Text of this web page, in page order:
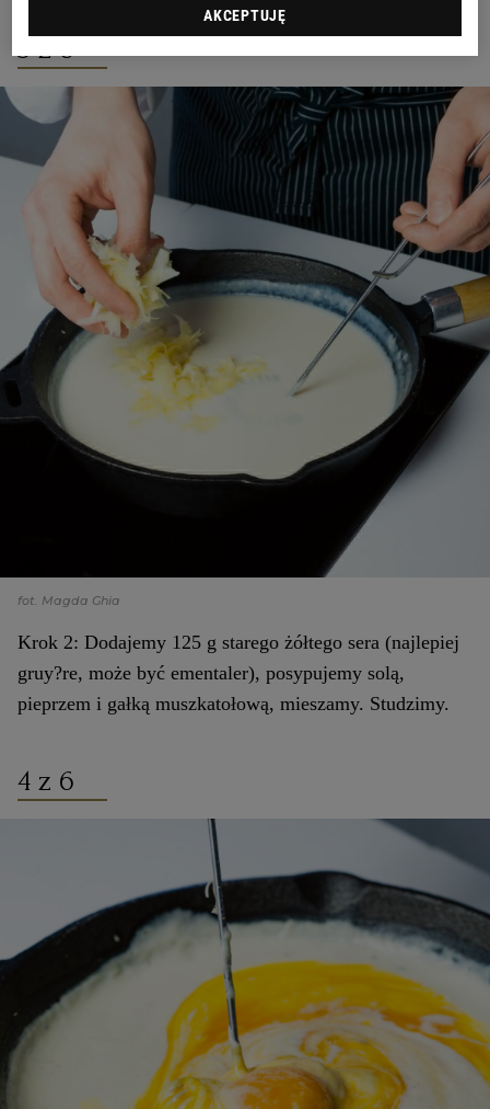
fot. Magda Ghia
3 z 6
Krok 2: Dodajemy 125 g starego żółtego sera (najlepiej
gruy?re, może być ementaler), posypujemy solą,
pieprzem i gałką muszkatołową, mieszamy. Studzimy.
4 z 6
AKCEPTUJĘ